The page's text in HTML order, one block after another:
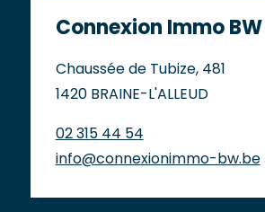
Connexion Immo BW
Chaussée de Tubize, 481
1420 BRAINE-L'ALLEUD
02 315 44 54
info@connexionimmo-bw.be